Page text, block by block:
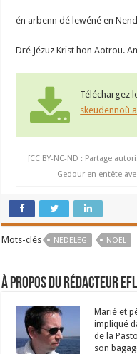
én arbenn dé lewéné en
Dré Jézuz Krist hon Aotrou.
Téléchargez
skeudennoù
[CC BY-NC-ND : Partage
Gedour en entête
Mots-clés NEDELEG NOËL
À propos du rédacteur
Marié et
impliqué
de la
son